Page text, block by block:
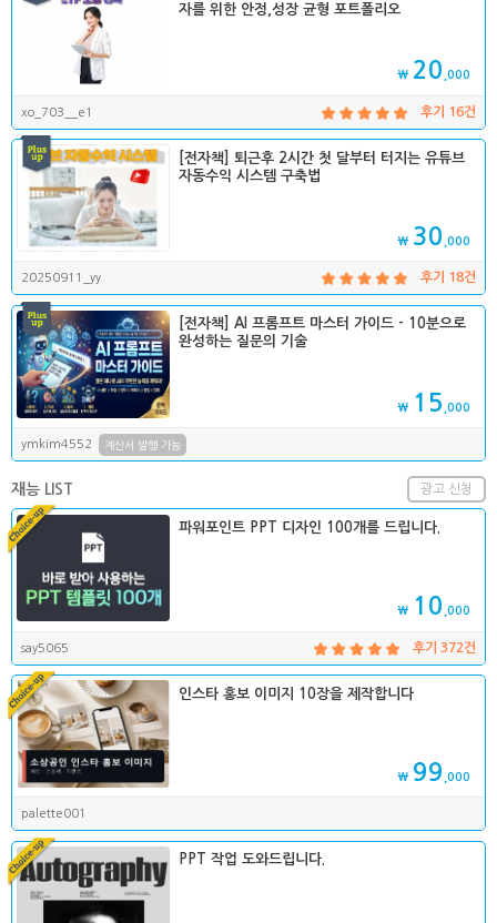
자를 위한 안정,성장 균형 포트폴리오
₩ 20 ,000
xo_703__e1 후기 16건
[전자책] 퇴근후 2시간 첫 달부터 터지는 유튜브
자동수익 시스템 구축법
₩ 30 ,000
20250911_yy 후기 18건
[전자책] AI 프롬프트 마스터 가이드 - 10분으로
완성하는 질문의 기술
₩ 15 ,000
ymkim4552 계산서 발행 가능
광고 신청
재능 LIST
파워포인트 PPT 디자인 100개를 드립니다.
₩ 10 ,000
say5065 후기 372건
인스타 홍보 이미지 10장을 제작합니다
₩ 99 ,000
palette001
PPT 작업 도와드립니다.